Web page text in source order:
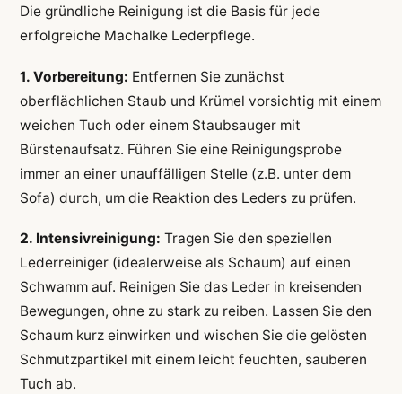
Die gründliche Reinigung ist die Basis für jede
erfolgreiche Machalke Lederpflege.
1. Vorbereitung: Entfernen Sie zunächst
oberflächlichen Staub und Krümel vorsichtig mit einem
weichen Tuch oder einem Staubsauger mit
Bürstenaufsatz. Führen Sie eine Reinigungsprobe
immer an einer unauffälligen Stelle (z.B. unter dem
Sofa) durch, um die Reaktion des Leders zu prüfen.
2. Intensivreinigung: Tragen Sie den speziellen
Lederreiniger (idealerweise als Schaum) auf einen
Schwamm auf. Reinigen Sie das Leder in kreisenden
Bewegungen, ohne zu stark zu reiben. Lassen Sie den
Schaum kurz einwirken und wischen Sie die gelösten
Schmutzpartikel mit einem leicht feuchten, sauberen
Tuch ab.